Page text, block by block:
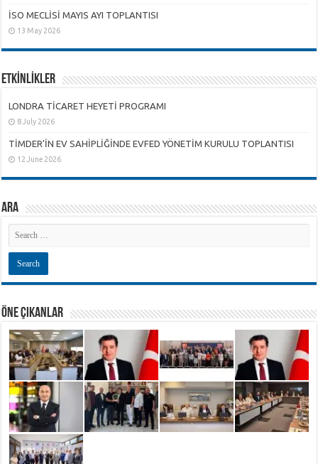
İSO MECLİSİ MAYIS AYI TOPLANTISI
13 May 2026
ETKİNLİKLER
LONDRA TİCARET HEYETİ PROGRAMI
8 July 2026
TİMDER’İN EV SAHİPLİĞİNDE EVFED YÖNETİM KURULU TOPLANTISI
12 June 2026
ARA
ÖNE ÇIKANLAR